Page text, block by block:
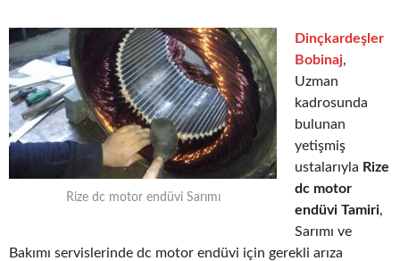
Rize dc motor endüvi Sarımı
Dinçkardeşler
Bobinaj,
Uzman
kadrosunda
bulunan
yetişmiş
ustalarıyla Rize
dc motor
endüvi Tamiri,
Sarımı ve
Bakımı servislerinde dc motor endüvi için gerekli arıza